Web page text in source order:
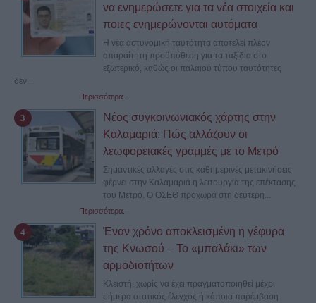
να ενημερώσετε για τα νέα στοιχεία και
ποιες ενημερώνονται αυτόματα
Η νέα αστυνομική ταυτότητα αποτελεί πλέον
απαραίτητη προϋπόθεση για τα ταξίδια στο
εξωτερικό, καθώς οι παλαιού τύπου ταυτότητες
δεν...
Περισσότερα...
Νέος συγκοινωνιακός χάρτης στην
Καλαμαριά: Πώς αλλάζουν οι
λεωφορειακές γραμμές με το Μετρό
Σημαντικές αλλαγές στις καθημερινές μετακινήσεις
φέρνει στην Καλαμαριά η λειτουργία της επέκτασης
του Μετρό. Ο ΟΣΕΘ προχωρά στη δεύτερη...
Περισσότερα...
Έναν χρόνο αποκλεισμένη η γέφυρα
της Κνωσού – Το «μπαλάκι» των
αρμοδιοτήτων
Κλειστή, χωρίς να έχει πραγματοποιηθεί μέχρι
σήμερα στατικός έλεγχος ή κάποια παρέμβαση